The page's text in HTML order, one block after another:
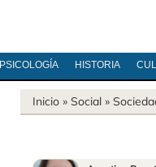
PSICOLOGÍA HISTORIA
Inicio » Social »